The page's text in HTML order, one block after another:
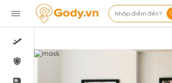
Nhập điểm đến?